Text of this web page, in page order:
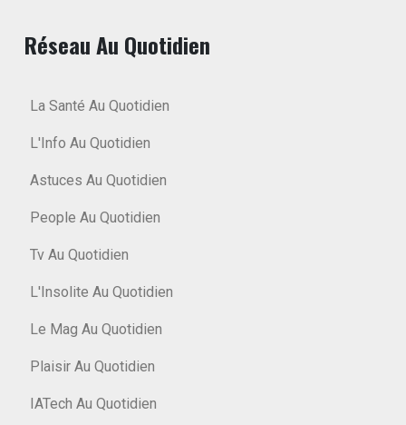
Réseau Au Quotidien
La Santé Au Quotidien
L'Info Au Quotidien
Astuces Au Quotidien
People Au Quotidien
Tv Au Quotidien
L'Insolite Au Quotidien
Le Mag Au Quotidien
Plaisir Au Quotidien
IATech Au Quotidien